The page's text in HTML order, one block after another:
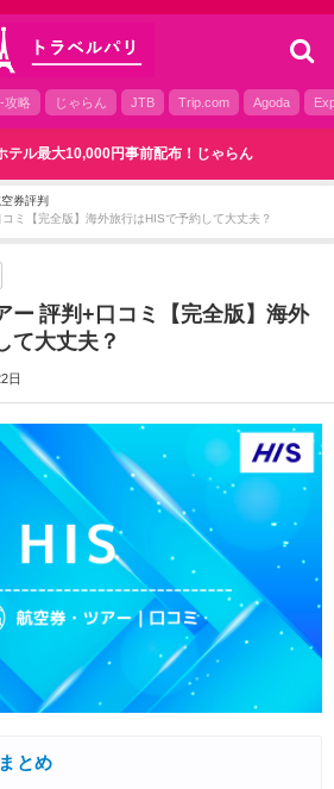
-攻略 じゃらん JTB Trip.com Agoda
テル最大10,000円事前配布！じゃらん
券評判
ミ【完全版】海外旅行はHISで予約して大丈夫？
ー 評判+口コミ【完全版】海外
て大丈夫？
日
とめ